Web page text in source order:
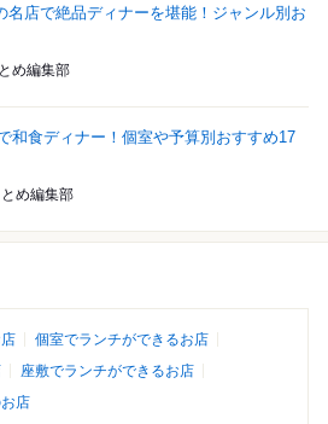
名店で絶品ディナーを堪能！ジャンル別お
め編集部
和食ディナー！個室や予算別おすすめ17
め編集部
個室でランチができるお店
座敷でランチができるお店
店